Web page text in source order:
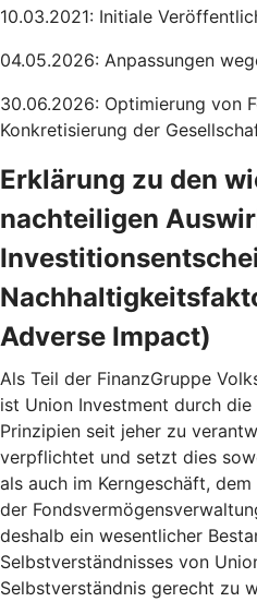
10.03.2021: Initiale
04.05.2026: Anpassungen
30.06.2026: Optimierung von
Konkretisierung der
Erklärung zu den
nachteiligen
Adverse Impact)
Als Teil der FinanzGruppe
ist Union Investment durch
Prinzipien seit jeher zu
verpflichtet und setzt dies
als auch im Kerngeschäft,
der
deshalb ein wesentlicher
Selbstverständnisses von
Selbstverständnis gerecht zu